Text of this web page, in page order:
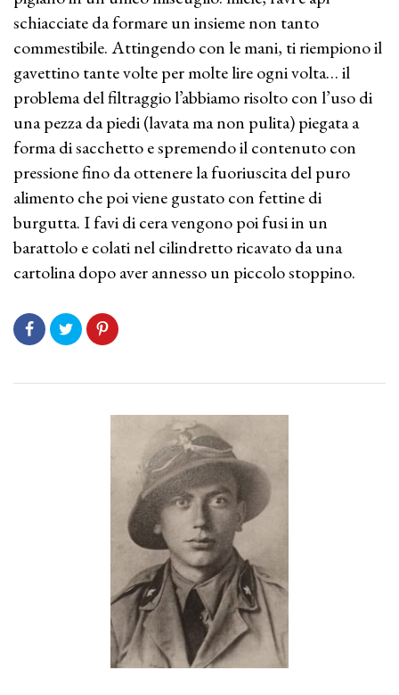
schiacciate da formare un insieme non tanto
commestibile. Attingendo con le mani, ti riempiono il
gavettino tante volte per molte lire ogni volta… il
problema del filtraggio l’abbiamo risolto con l’uso di
una pezza da piedi (lavata ma non pulita) piegata a
forma di sacchetto e spremendo il contenuto con
pressione fino da ottenere la fuoriuscita del puro
alimento che poi viene gustato con fettine di
burgutta. I favi di cera vengono poi fusi in un
barattolo e colati nel cilindretto ricavato da una
cartolina dopo aver annesso un piccolo stoppino.